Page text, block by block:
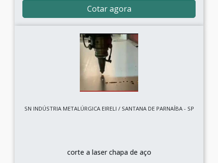
Cotar agora
SN INDÚSTRIA METALÚRGICA EIRELI / SANTANA DE PARNAÍBA - SP
corte a laser chapa de aço